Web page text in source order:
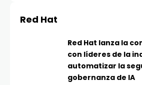
Red Hat
Red Hat lanza la
con líderes de la
automatizar la
gobernanza de IA